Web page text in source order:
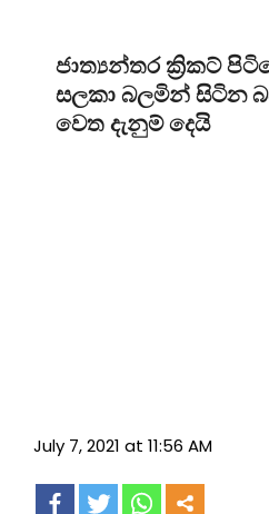
ජාත්‍යන්තර ක්‍රිකට්
සලකා බලමින් සිටින
වෙත දැනුම් දෙයි
July 7, 2021 at 11:56 AM